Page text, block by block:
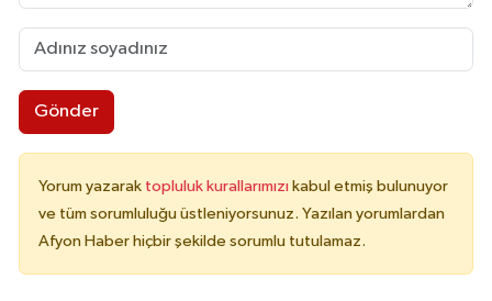
Gönder
Yorum yazarak topluluk kurallarımızı kabul etmiş bulunuyor
ve tüm sorumluluğu üstleniyorsunuz. Yazılan yorumlardan
Afyon Haber hiçbir şekilde sorumlu tutulamaz.